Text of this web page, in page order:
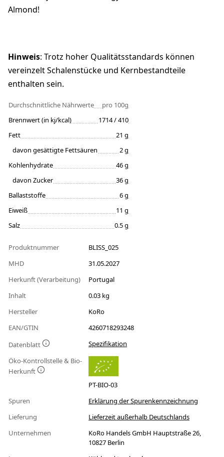
Almond!
Hinweis: Trotz hoher Qualitätsstandards können
vereinzelt Schalenstücke und Kernbestandteile
enthalten sein.
Durchschnittliche Nährwerte
pro 100g
Brennwert (in kj/kcal)
1714 / 410
Fett
21 g
davon gesättigte Fettsäuren
2 g
Kohlenhydrate
46 g
davon Zucker
36 g
Ballaststoffe
6 g
Eiweiß
11 g
Salz
0.5 g
Produktnummer
BLISS_025
MHD
31.05.2027
Herkunft (Verarbeitung)
Portugal
Inhalt
0.03 kg
Hersteller
KoRo
EAN/GTIN
4260718293248
Datenblatt
Spezifikation
Öko-Kontrollstelle & Bio-
Herkunft
PT-BIO-03
Spuren
Erklärung der Spurenkennzeichnung
Lieferung
Lieferzeit außerhalb Deutschlands
Unternehmen
KoRo Handels GmbH Hauptstraße 26,
10827 Berlin